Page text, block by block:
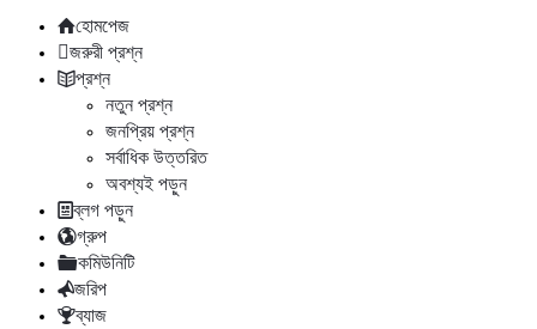
হোমপেজ
জরুরী প্রশ্ন
প্রশ্ন
নতুন প্রশ্ন
জনপ্রিয় প্রশ্ন
সর্বাধিক উত্তরিত
অবশ্যই পড়ুন
ব্লগ পড়ুন
গ্রুপ
কমিউনিটি
জরিপ
ব্যাজ